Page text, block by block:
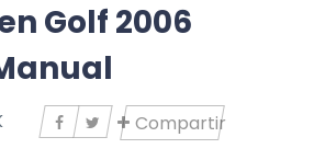
Golf 2006
Compartir